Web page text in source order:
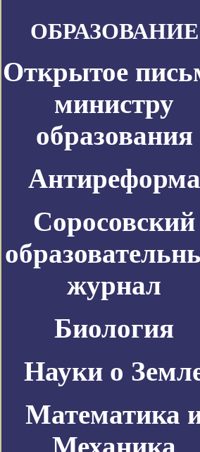
ОБРАЗОВАНИЕ
Открытое
министру
образования
Антиреформа
Соросовский
журнал
Биология
Науки о
Математика